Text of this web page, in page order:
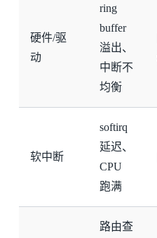
硬件/驱
动
ring
buffer
溢出、
中断不
均衡
软中断
softirq
延迟、
CPU
跑满
路由查